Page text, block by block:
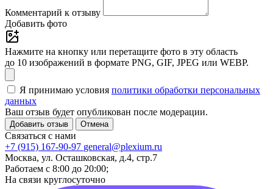
Комментарий к отзыву
Добавить фото
Нажмите на кнопку или перетащите фото в эту область
до 10 изображений в формате PNG, GIF, JPEG или WEBP.
Я принимаю условия политики обработки персональных
данных
Ваш отзыв будет опубликован после модерации.
Добавить отзыв Отмена
Связаться с нами
+7 (915) 167-90-97 general@plexium.ru
Москва, ул. Осташковская, д.4, стр.7
Работаем с 8:00 до 20:00;
На связи круглосуточно